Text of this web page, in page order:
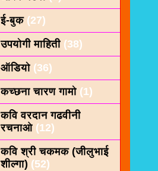
ई-बुक (27)
उपयोगी माहिती (38)
ऑडियो (36)
कच्छना चारण गामो (1)
कवि वरदान गढवीनी
रचनाओ (12)
कवि श्री चकमक (जीलुभाई
शील्गा) (52)